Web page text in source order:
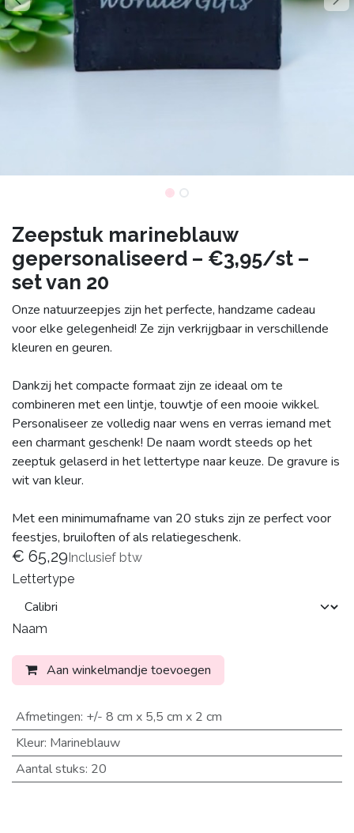
Zeepstuk marineblauw
gepersonaliseerd – €3,95/st –
set van 20
Onze natuurzeepjes zijn het perfecte, handzame cadeau
voor elke gelegenheid! Ze zijn verkrijgbaar in verschillende
kleuren en geuren.
Dankzij het compacte formaat zijn ze ideaal om te
combineren met een lintje, touwtje of een mooie wikkel.
Personaliseer ze volledig naar wens en verras iemand met
een charmant geschenk! De naam wordt steeds op het
zeeptuk gelaserd in het lettertype naar keuze. De gravure is
wit van kleur.
Met een minimumafname van 20 stuks zijn ze perfect voor
feestjes, bruiloften of als relatiegeschenk.
€ 65,29Inclusief btw
Lettertype
Naam
Aan winkelmandje toevoegen
Afmetingen: +/- 8 cm x 5,5 cm x 2 cm
Kleur: Marineblauw
Aantal stuks: 20